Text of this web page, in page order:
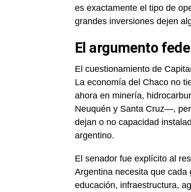
es exactamente el tipo de
grandes inversiones dejen
El argumento
El cuestionamiento de
La economía del Chaco no
ahora en minería,
Neuquén y Santa Cruz—,
dejan o no capacidad
argentino.
El senador fue explícito al
Argentina necesita que
educación, infraestructura,